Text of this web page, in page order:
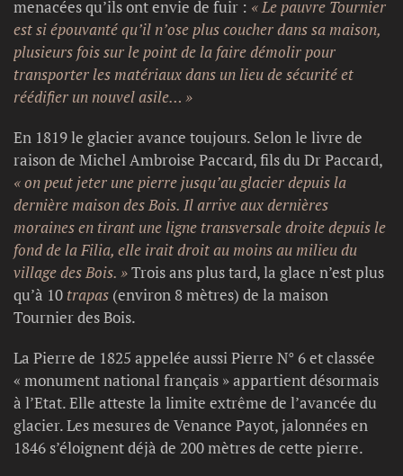
menacées qu’ils ont envie de fuir : « Le pauvre Tournier
est si épouvanté qu’il n’ose plus coucher dans sa maison,
plusieurs fois sur le point de la faire démolir pour
transporter les matériaux dans un lieu de sécurité et
réédifier un nouvel asile… »
En 1819 le glacier avance toujours. Selon le livre de
raison de Michel Ambroise Paccard, fils du Dr Paccard,
« on peut jeter une pierre jusqu’au glacier depuis la
dernière maison des Bois. Il arrive aux dernières
moraines en tirant une ligne transversale droite depuis le
fond de la Filia, elle irait droit au moins au milieu du
village des Bois. »Trois ans plus tard, la glace n’est plus
qu’à 10 trapas (environ 8 mètres) de la maison
Tournier des Bois.
La Pierre de 1825 appelée aussi Pierre N° 6 et classée
« monument national français » appartient désormais
à l’Etat. Elle atteste la limite extrême de l’avancée du
glacier. Les mesures de Venance Payot, jalonnées en
1846 s’éloignent déjà de 200 mètres de cette pierre.